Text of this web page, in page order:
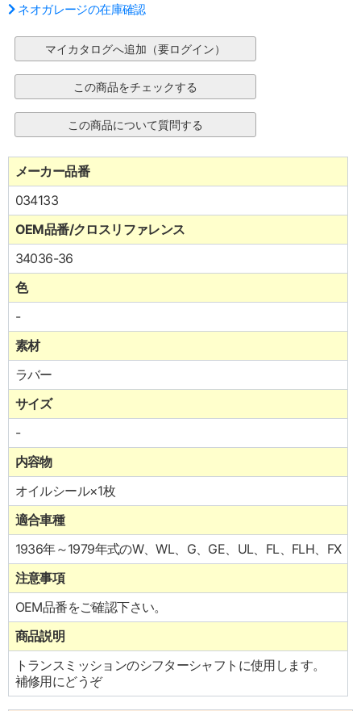
ネオガレージの在庫確認
メーカー品番
034133
OEM品番/クロスリファレンス
34036-36
色
-
素材
ラバー
サイズ
-
内容物
オイルシール×1枚
適合車種
1936年～1979年式のW、WL、G、GE、UL、FL、FLH、FX
注意事項
OEM品番をご確認下さい。
商品説明
トランスミッションのシフターシャフトに使用します。
補修用にどうぞ